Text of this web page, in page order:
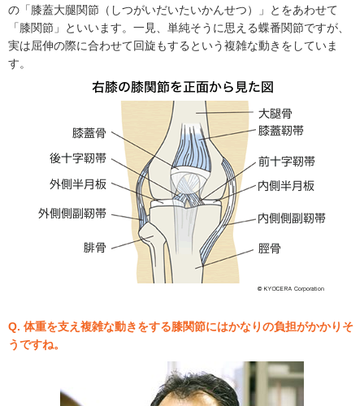
の「膝蓋大腿関節（しつがいだいたいかんせつ）」とをあわせて
「膝関節」といいます。一見、単純そうに思える蝶番関節ですが、
実は屈伸の際に合わせて回旋もするという複雑な動きをしていま
す。
Q. 体重を支え複雑な動きをする膝関節にはかなりの負担がかかりそ
うですね。